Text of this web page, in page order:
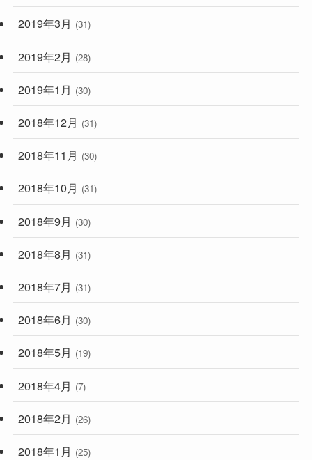
2019年3月 (31)
2019年2月 (28)
2019年1月 (30)
2018年12月 (31)
2018年11月 (30)
2018年10月 (31)
2018年9月 (30)
2018年8月 (31)
2018年7月 (31)
2018年6月 (30)
2018年5月 (19)
2018年4月 (7)
2018年2月 (26)
2018年1月 (25)